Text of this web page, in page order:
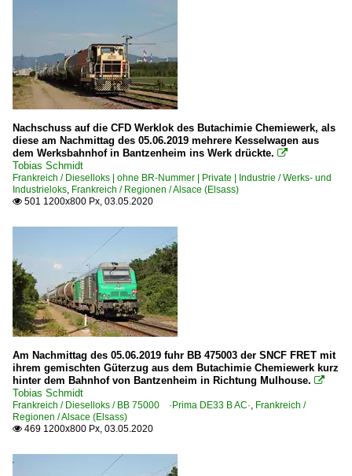
Nachschuss auf die CFD Werklok des Butachimie Chemiewerk, als
diese am Nachmittag des 05.06.2019 mehrere Kesselwagen aus
dem Werksbahnhof in Bantzenheim ins Werk drückte. 
Tobias Schmidt
Frankreich / Dieselloks | ohne BR-Nummer | Private | Industrie / Werks- und
Industrieloks, Frankreich / Regionen / Alsace (Elsass)
 501 1200x800 Px, 03.05.2020
Am Nachmittag des 05.06.2019 fuhr BB 475003 der SNCF FRET mit
ihrem gemischten Güterzug aus dem Butachimie Chemiewerk kurz
hinter dem Bahnhof von Bantzenheim in Richtung Mulhouse. 
Tobias Schmidt
Frankreich / Dieselloks / BB 75000 ·Prima DE33 B AC·, Frankreich /
Regionen / Alsace (Elsass)
 469 1200x800 Px, 03.05.2020